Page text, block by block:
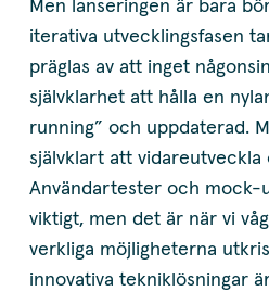
Men lanseringen är bara
iterativa utvecklingsfasen
präglas av att inget
självklarhet att hålla en
running” och uppdaterad.
självklart att
Användartester och mock-
viktigt, men det är när vi
verkliga möjligheterna
innovativa tekniklösningar